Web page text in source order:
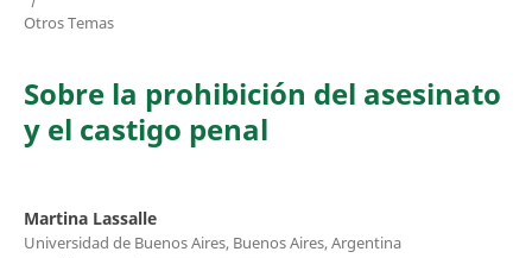
Otros Temas
Sobre la prohibición del asesinato
y el castigo penal
Martina Lassalle
Universidad de Buenos Aires, Buenos Aires, Argentina